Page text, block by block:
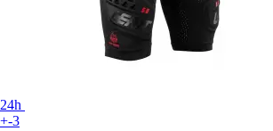
24h
+-3